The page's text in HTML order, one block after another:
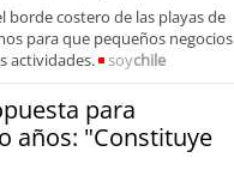
borde costero de las playas de
para que pequeños negocios
actividades.
soychile
para
años: "Constituye